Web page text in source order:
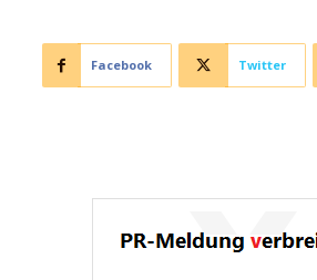
Facebook Twitter